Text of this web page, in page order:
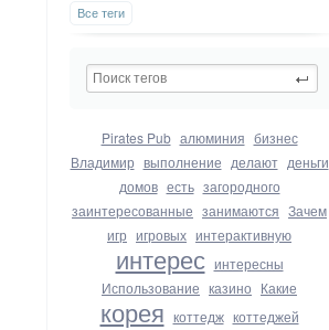
Все теги
Pirates Pub алюминия бизнес
Владимир выполнение делают деньги
домов есть загородного
заинтересованные занимаются Зачем
игр игровых интерактивную
интерес интересны
Использование казино Какие
корея коттедж коттеджей